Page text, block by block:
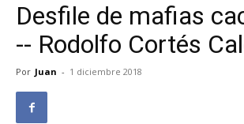
Desfile de mafias
-- Rodolfo Cortés
Por Juan - 1 diciembre 2018